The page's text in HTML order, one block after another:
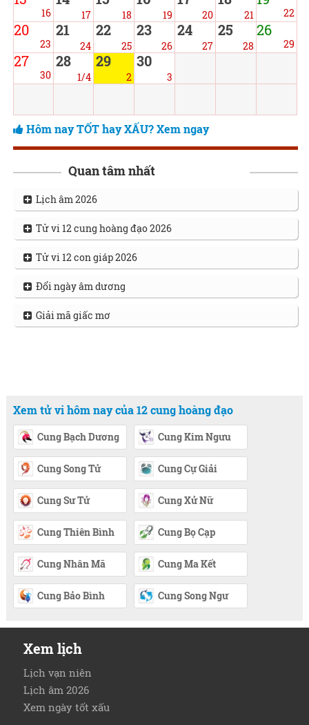
16 17 18 19 20 21 22
20
23
21
24
22
25
23
26
24
27
25
28
26
29
27
30
28
1/4
29
2
30
3
Hôm nay TỐT hay XẤU? Xem ngay
Quan tâm nhất
Lịch âm 2026
Tử vi 12 cung hoàng đạo 2026
Tử vi 12 con giáp 2026
Đổi ngày âm dương
Giải mã giấc mơ
Xem tử vi hôm nay của 12 cung hoàng đạo
Cung Bạch Dương Cung Kim Ngưu
Cung Song Tử Cung Cự Giải
Cung Sư Tử Cung Xử Nữ
Cung Thiên Bình Cung Bọ Cạp
Cung Nhân Mã Cung Ma Kết
Cung Bảo Bình Cung Song Ngư
Xem lịch
Lịch vạn niên
Lịch âm 2026
Xem ngày tốt xấu